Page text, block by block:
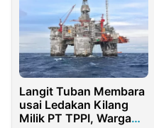
Langit Tuban Membara
usai Ledakan Kilang
Milik PT TPPI, Warga